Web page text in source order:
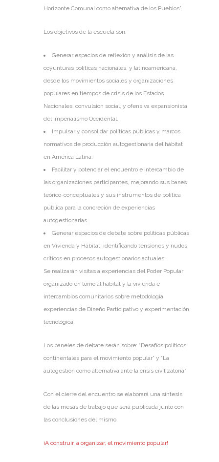
Horizonte Comunal como alternativa de los Pueblos”.
Los objetivos de la escuela son:
Generar espacios de reflexión y análisis de las
coyunturas políticas nacionales, y latinoamericana,
desde los movimientos sociales y organizaciones
populares en tiempos de crisis de los Estados
Nacionales, convulsión social, y ofensiva expansionista
del Imperialismo Occidental.
Impulsar y consolidar políticas públicas y marcos
normativos de producción autogestionaria del hábitat
en América Latina.
Facilitar y potenciar el encuentro e intercambio de
las organizaciones participantes, mejorando sus bases
teórico-conceptuales y sus instrumentos de política
pública para la concreción de experiencias
autogestionarias.
Generar espacios de debate sobre políticas públicas
en Vivienda y Hábitat, identificando tensiones y nudos
críticos en procesos autogestionarios actuales.
Se realizarán visitas a experiencias del Poder Popular
organizado en torno al hábitat y la vivienda e
intercambios comunitarios sobre metodología,
experiencias de Diseño Participativo y experimentación
tecnológica.
Los paneles de debate serán sobre: “Desafíos políticos
continentales para el movimiento popular” y “La
autogestión como alternativa ante la crisis civilizatoria”
Con el cierre del encuentro se elaborará una síntesis
de las mesas de trabajo que será publicada junto con
las conclusiones del mismo.
¡A construir, a organizar, el movimiento popular!